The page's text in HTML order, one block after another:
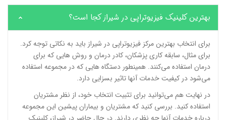
بهترین کلینیک فیزیوتراپی در شیراز کجا است؟
برای انتخاب بهترین مرکز فیزیوتراپی در شیراز باید به نکاتی توجه کرد.
برای مثال، سابقه کاری پزشکان، کادر درمان و روش هایی که برای
درمان استفاده می‌کنند. همینطور دستگاه هایی که در مجموعه استفاده
می‌شود در کیفیت خدمات آنها تاثیر بسزایی دارد.
در نهایت هم می‌توانید برای تثبیت انتخاب خود، از نظر مشتریان
استفاده کنید. بررسی کنید که مشتریان و بیماران پیشین این مجموعه